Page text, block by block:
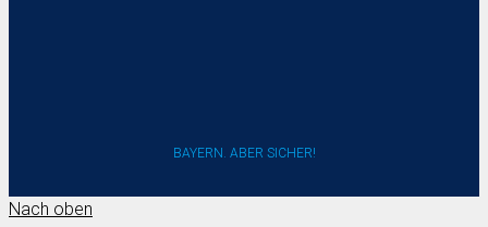
BAYERN. ABER SICHER!
Nach oben